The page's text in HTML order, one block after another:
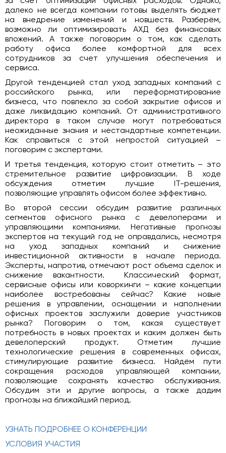
далеко не всегда компании готовы выделять бюджет
на внедрение изменений и новшеств. Разберём,
возможно ли оптимизировать АХД без финансовых
вложений. А также поговорим о том, как сделать
работу офиса более комфортной для всех
сотрудников за счет улучшения обеспечения и
сервиса.
Другой тенденцией стал уход западных компаний с
российского рынка, или переформатирование
бизнеса, что повлекло за собой закрытие офисов и
даже ликвидацию компаний. От административного
директора в таком случае могут потребоваться
неожиданные знания и нестандартные компетенции.
Как справиться с этой непростой ситуацией –
поговорим с экспертами.
И третья тенденция, которую стоит отметить – это
стремительное развитие цифровизации. В ходе
обсуждения отметим лучшие IT-решения,
позволяющие управлять офисом более эффективно.
Во второй сессии обсудим развитие различных
сегментов офисного рынка с девелоперами и
управляющими компаниями. Негативные прогнозы
экспертов на текущий год не оправдались, несмотря
на уход западных компаний и снижение
инвестиционной активности в начале периода.
Эксперты, напротив, отмечают рост объема сделок и
снижение вакантности. Классический формат,
сервисные офисы или коворкинги – какие концепции
наиболее востребованы сейчас? Какие новые
решения в управлении, оснащении и наполнении
офисных проектов заслужили доверие участников
рынка? Поговорим о том, какая существует
потребность в новых проектах и каким должен быть
девелоперский продукт. Отметим лучшие
технологические решения в современных офисах,
стимулирующие развитие бизнеса. Найдём пути
сокращения расходов управляющей компании,
позволяющие сохранять качество обслуживания.
Обсудим эти и другие вопросы, а также дадим
прогнозы на ближайший период.
УЗНАТЬ ПОДРОБНЕЕ О КОНФЕРЕНЦИИ
УСЛОВИЯ УЧАСТИЯ